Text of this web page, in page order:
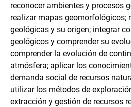
reconocer ambientes y procesos
realizar mapas geomorfológicos;
geológicas y su origen; integrar
geológicos y comprender su
comprender la evolución de
atmósfera; aplicar los
demanda social de recursos
utilizar los métodos de
extracción y gestión de recursos